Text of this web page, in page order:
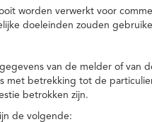
worden verwerkt voor
doeleinden zouden
van de melder of van
met betrekking tot de
betrokken zijn.
de volgende: